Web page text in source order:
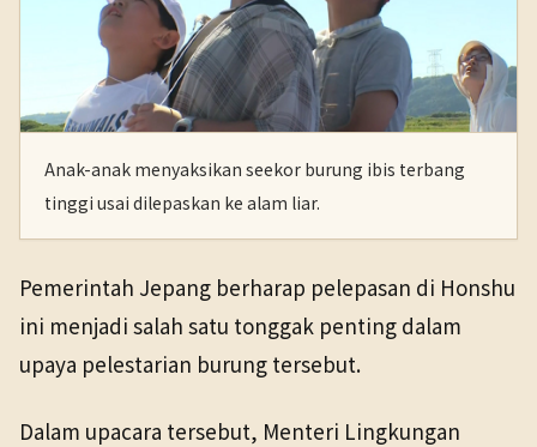
Anak-anak menyaksikan seekor burung ibis terbang
tinggi usai dilepaskan ke alam liar.
Pemerintah Jepang berharap pelepasan di Honshu
ini menjadi salah satu tonggak penting dalam
upaya pelestarian burung tersebut.
Dalam upacara tersebut, Menteri Lingkungan